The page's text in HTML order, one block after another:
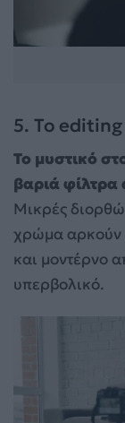
5. Το editing
Το μυστικό
βαριά
Μικρές
χρώμα αρκούν
και μοντέρνο
υπερβολικό.